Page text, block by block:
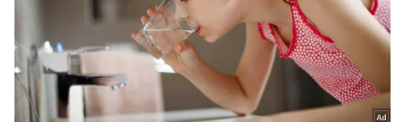
துணைக் காவல் ஆய்வாளர் பணிக்கு நிலை
5யின் படி மாத சம்பளமாக ரூ. 29,200 - ரூ.
92,300 வரை வழங்கப்படும்.